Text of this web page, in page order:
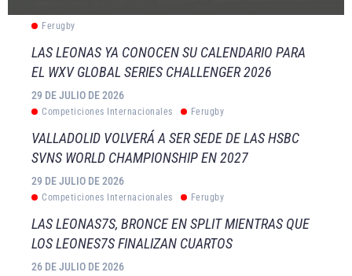
Ferugby
LAS LEONAS YA CONOCEN SU CALENDARIO PARA
EL WXV GLOBAL SERIES CHALLENGER 2026
29 DE JULIO DE 2026
Competiciones Internacionales Ferugby
VALLADOLID VOLVERÁ A SER SEDE DE LAS HSBC
SVNS WORLD CHAMPIONSHIP EN 2027
29 DE JULIO DE 2026
Competiciones Internacionales Ferugby
LAS LEONAS7S, BRONCE EN SPLIT MIENTRAS QUE
LOS LEONES7S FINALIZAN CUARTOS
26 DE JULIO DE 2026